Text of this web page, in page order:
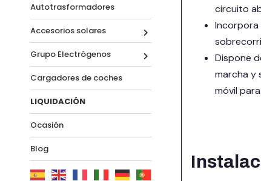
Autotrasformadores
Accesorios solares
Grupo Electrógenos
Cargadores de coches
LIQUIDACIÓN
Ocasión
Blog
circuito
Incorpora
Dispone
marcha y
móvil